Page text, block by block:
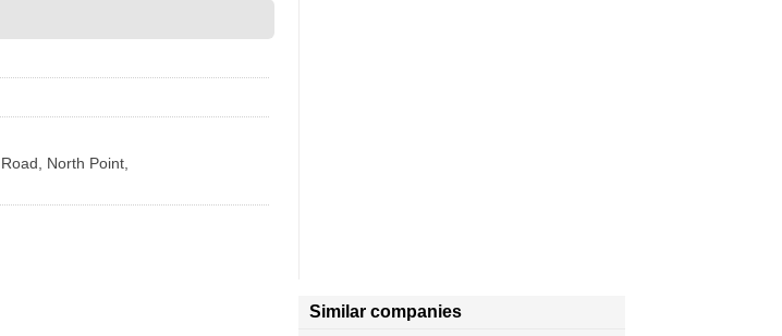
North Point,
Similar companies